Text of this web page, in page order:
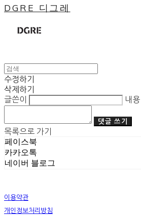
DGRE 디그레
수정하기
삭제하기
글쓴이
내용
댓글 쓰기
목록으로 가기
페이스북
카카오톡
네이버 블로그
이용약관
개인정보처리방침